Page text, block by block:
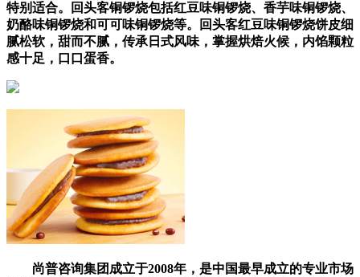
特别适合。回头客铜锣烧包括红豆味铜锣烧、香芋味铜锣烧、
奶酪味铜锣烧和可可味铜锣烧等。回头客红豆味铜锣烧饼皮细
腻松软，甜而不腻，传承日式风味，掌握烘焙火候，内馅颗粒
感十足，口口蛋香。
尚普咨询集团成立于2008年，是中国最早成立的专业市场